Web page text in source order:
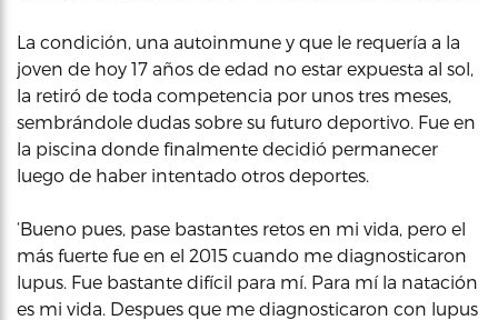
La condición, una autoinmune y que le requería a la
joven de hoy 17 años de edad no estar expuesta al sol,
la retiró de toda competencia por unos tres meses,
sembrándole dudas sobre su futuro deportivo. Fue en
la piscina donde finalmente decidió permanecer
luego de haber intentado otros deportes.
‘Bueno pues, pase bastantes retos en mi vida, pero el
más fuerte fue en el 2015 cuando me diagnosticaron
lupus. Fue bastante difícil para mí. Para mí la natación
es mi vida. Despues que me diagnosticaron con lupus